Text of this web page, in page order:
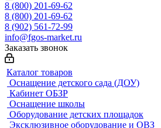
8 (800) 201-69-62
8 (800) 201-69-62
8 (902) 561-72-99
info@fgos-market.ru
Заказать звонок
Каталог товаров
Оснащение детского сада (ДОУ)
Кабинет ОБЗР
Оснащение школы
Оборудование детских площадок
Эксклюзивное оборудование и ОВЗ